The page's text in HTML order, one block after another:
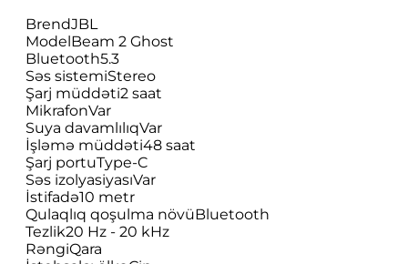
BrendJBL
ModelBeam 2 Ghost
Bluetooth5.3
Səs sistemiStereo
Şarj müddəti2 saat
MikrafonVar
Suya davamlılıqVar
İşləmə müddəti48 saat
Şarj portuType-C
Səs izolyasiyasıVar
İstifadə10 metr
Qulaqlıq qoşulma növüBluetooth
Tezlik20 Hz - 20 kHz
RəngiQara